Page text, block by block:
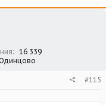
16 339
#115